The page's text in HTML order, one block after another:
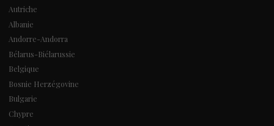
Autriche
Albanie
Andorre-Andorra
Bélarus-Biélarussie
Belgique
Bosnie Herzégovine
Bulgarie
Chypre